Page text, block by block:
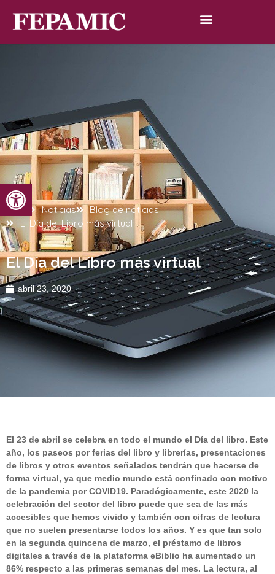
Abrir barra de herramientas
Inicio Noticias
Blog de noticias
El Día del Libro más virtual
El Día del Libro más virtual
abril 23, 2020
El 23 de abril se celebra en todo el mundo el Día del libro. Este
año, los paseos por ferias del libro y librerías, presentaciones
de libros y otros eventos señalados tendrán que hacerse de
forma virtual, ya que medio mundo está confinado con motivo
de la pandemia por COVID19. Paradógicamente, este 2020 la
celebración del sector del libro puede que sea de las más
accesibles que hemos vivido y también con cifras de lectura
que no suelen presentarse todos los años. Y es que tan solo
en la segunda quincena de marzo, el préstamo de libros
digitales a través de la plataforma eBiblio ha aumentado un
86% respecto a las primeras semanas del mes. La lectura, al